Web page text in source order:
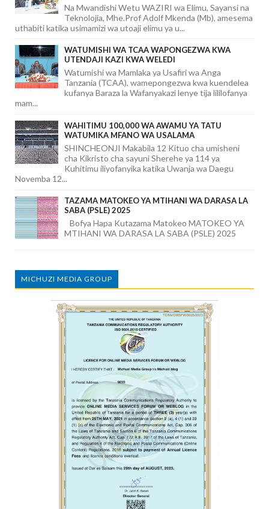
Na Mwandishi Wetu WAZIRI wa Elimu, Sayansi na
Teknolojia, Mhe.Prof Adolf Mkenda (Mb), amesema
uthabiti katika usimamizi wa utoaji elimu ya u...
WATUMISHI WA TCAA WAPONGEZWA KWA
UTENDAJI KAZI KWA WELEDI
Watumishi wa Mamlaka ya Usafiri wa Anga
Tanzania (TCAA), wamepongezwa kwa kuendelea
kufanya Baraza la Wafanyakazi lenye tija lililofanya
mam...
WAHITIMU 100,000 WA AWAMU YA TATU
WATUMIKA MFANO WA USALAMA
SHINCHEONJI Makabila 12 Kituo cha umisheni
cha Kikristo cha sayuni Sherehe ya 114 ya
Kuhitimu iliyofanyika katika Uwanja wa Daegu
Novemba 12...
TAZAMA MATOKEO YA MTIHANI WA DARASA LA
SABA (PSLE) 2025
Bofya Hapa Kutazama Matokeo MATOKEO YA
MTIHANI WA DARASA LA SABA (PSLE) 2025
MICHUZI MEDIA GROUP